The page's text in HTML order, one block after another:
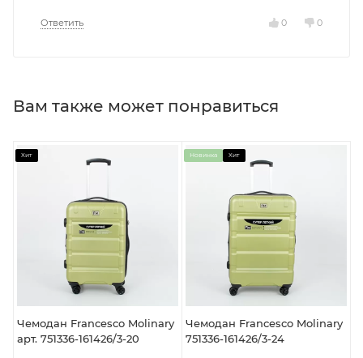
Ответить 0 0
Вам также может понравиться
Хит
Чемодан Francesco Molinary
арт. 751336-161426/3-20
Новинка Хит
Чемодан Francesco Molinary
751336-161426/3-24